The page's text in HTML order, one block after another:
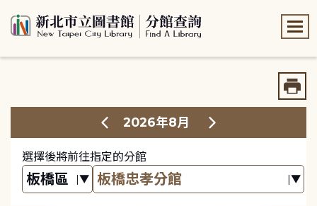
2026年8月
選擇後將前往指定的分館